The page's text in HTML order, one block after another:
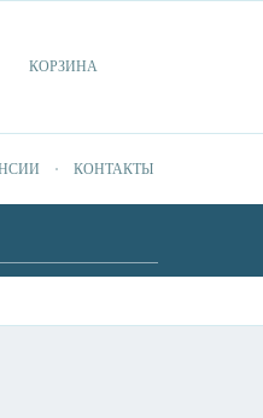
КОРЗИНА
КОНТАКТЫ